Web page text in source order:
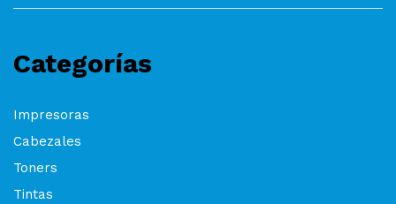
Categorías
Impresoras
Cabezales
Toners
Tintas